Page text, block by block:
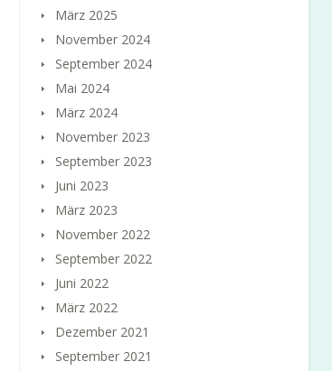
März 2025
November 2024
September 2024
Mai 2024
März 2024
November 2023
September 2023
Juni 2023
März 2023
November 2022
September 2022
Juni 2022
März 2022
Dezember 2021
September 2021